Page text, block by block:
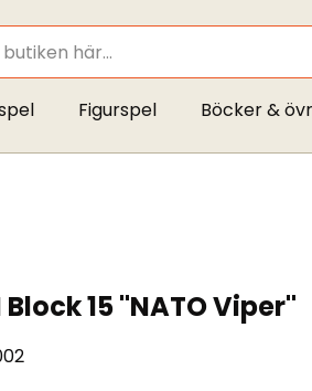
Figurspel Böcker &
15 "NATO Viper"